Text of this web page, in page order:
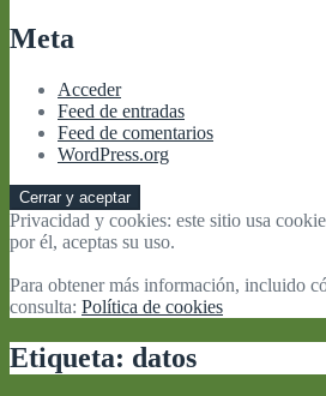
Meta
Acceder
Feed de entradas
Feed de comentarios
WordPress.org
Privacidad y cookies: este sitio usa
por él, aceptas su uso.
Para obtener más información, incluido
consulta: Política de cookies
Etiqueta: datos